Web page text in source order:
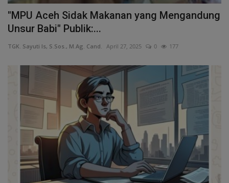
"MPU Aceh Sidak Makanan yang Mengandung
Unsur Babi" Publik:...
TGK. Sayuti Is, S.Sos., M.Ag. Cand. April 27, 2025 0 177